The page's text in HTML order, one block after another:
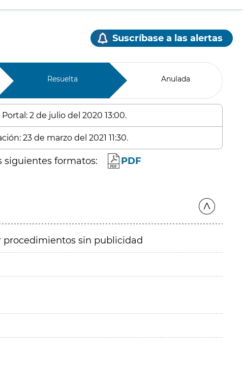
Suscríbase a las alertas
Resuelta Anulada
2 de julio del 2020 13:00.
23 de marzo del 2021 11:30.
siguientes formatos: PDF
procedimientos sin publicidad